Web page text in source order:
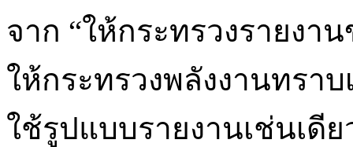
จาก “ให้กระทรวงรายง
ให้กระทรวงพลังงานทรา
ใช้รูปแบบรายงานเช่นเดี